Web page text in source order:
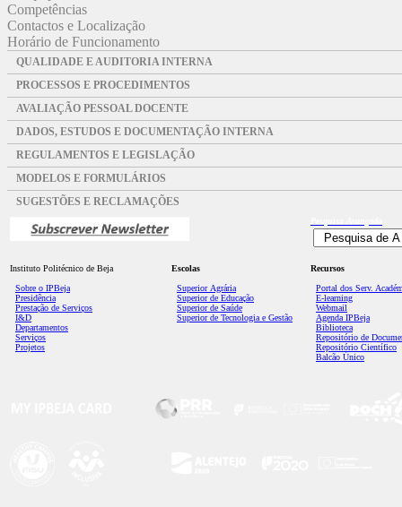
Competências
Contactos e Localização
Horário de Funcionamento
QUALIDADE E AUDITORIA INTERNA
PROCESSOS E PROCEDIMENTOS
AVALIAÇÃO PESSOAL DOCENTE
DADOS, ESTUDOS E DOCUMENTAÇÃO INTERNA
REGULAMENTOS E LEGISLAÇÃO
MODELOS E FORMULÁRIOS
SUGESTÕES E RECLAMAÇÕES
Instituto Politécnico de Beja
Sobre o IPBeja
Presidência
Prestação de Serviços
I&D
Departamentos
Serviços
Projetos
Escolas
Superior Agrária
Superior de Educação
Superior de Saúde
Superior de Tecnologia e Gestão
Recursos
Portal dos Serv.
E-learning
Webmail
Agenda IPBeja
Biblioteca
Repositório de
Repositório Científico
Balcão Único